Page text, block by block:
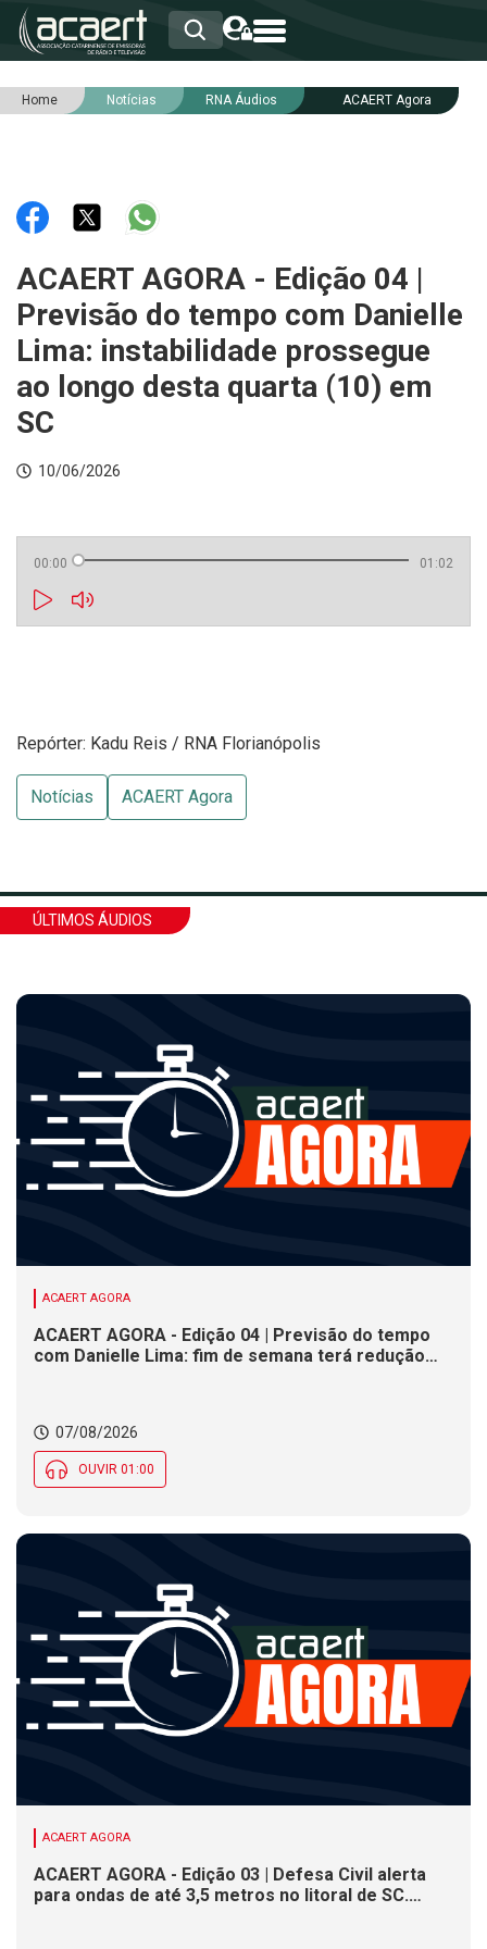
HOME
RNA
NOTÍCIAS
INTEGRIDADE
Home Notícias RNA Áudios ACAERT Agora
ACAERT AGORA - Edição 04 |
Previsão do tempo com Danielle
Lima: instabilidade prossegue
ao longo desta quarta (10) em
SC
10/06/2026
00:00 01:02
Repórter: Kadu Reis / RNA Florianópolis
Notícias ACAERT Agora
ÚLTIMOS ÁUDIOS
ACAERT AGORA
ACAERT AGORA - Edição 04 | Previsão do tempo
com Danielle Lima: fim de semana terá redução
07/08/2026
OUVIR 01:00
ACAERT AGORA
ACAERT AGORA - Edição 03 | Defesa Civil alerta
para ondas de até 3,5 metros no litoral de SC.